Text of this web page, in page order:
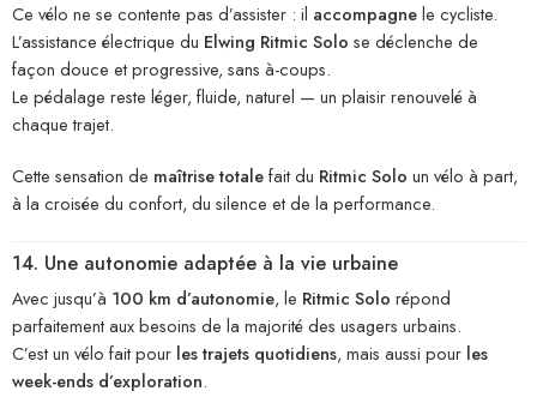
Ce vélo ne se contente pas d’assister : il accompagnele cycliste.
L’assistance électrique du Elwing Ritmic Solo se déclenche de
façon douce et progressive, sans à-coups.
Le pédalage reste léger, fluide, naturel — un plaisir renouvelé à
chaque trajet.
Cette sensation de maîtrise totalefait du Ritmic Solo un vélo à part,
à la croisée du confort, du silence et de la performance.
14. Une autonomie adaptée à la vie urbaine
Avec jusqu’à 100 km d’autonomie, le Ritmic Solo répond
parfaitement aux besoins de la majorité des usagers urbains.
C’est un vélo fait pour les trajets quotidiens, mais aussi pour les
week-ends d’exploration.